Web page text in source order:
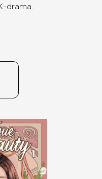
drama.